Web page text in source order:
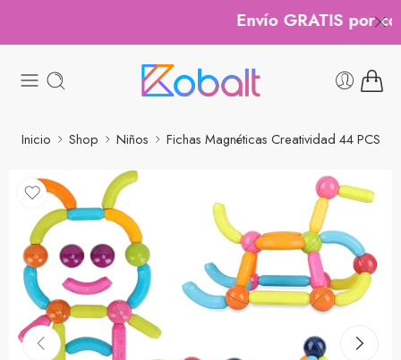
Envío GRATIS por
Inicio Shop Niños Fichas Magnéticas Creatividad 44 PCS